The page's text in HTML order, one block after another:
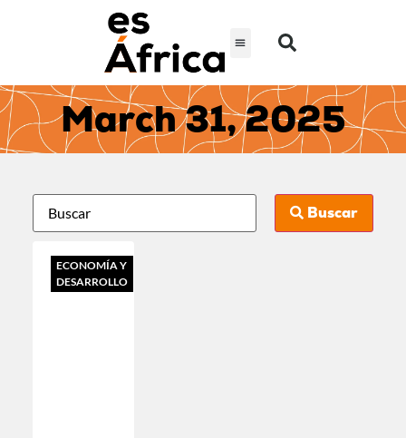
March 31, 2025
Buscar
ECONOMÍA Y
DESARROLLO